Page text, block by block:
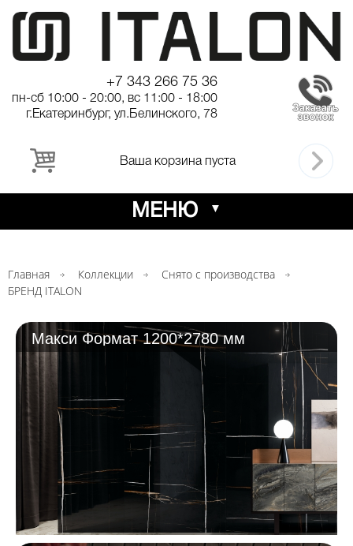
+7 343 266 75 36
пн-сб 10:00 - 20:00, вс 11:00 - 18:00
г.Екатеринбург, ул.Белинского, 78
Ваша корзина пуста
МЕНЮ
Главная Коллекции
Снято с производства
БРЕНД ITALON
Макси Формат 1200*2780 мм